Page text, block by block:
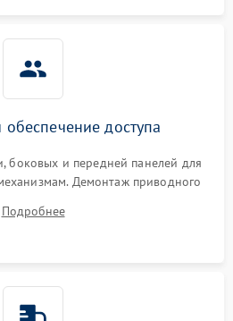
обеспечение доступа
боковых и передней панелей для
Демонтаж приводного
доступа к ТЭНу, компрессору,
Подробнее